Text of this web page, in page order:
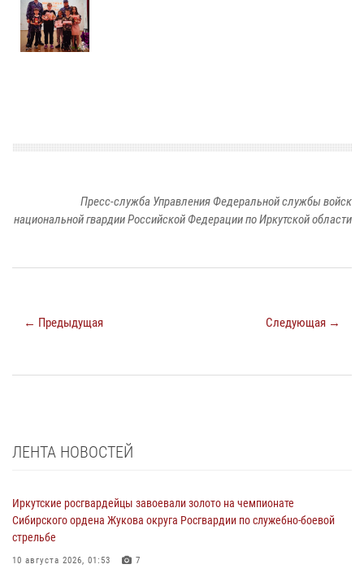
Пресс-служба Управления Федеральной службы войск
национальной гвардии Российской Федерации по Иркутской области
← Предыдущая Следующая →
ЛЕНТА НОВОСТЕЙ
Иркутские росгвардейцы завоевали золото на чемпионате
Сибирского ордена Жукова округа Росгвардии по служебно-боевой
стрельбе
10 августа 2026, 01:53 7